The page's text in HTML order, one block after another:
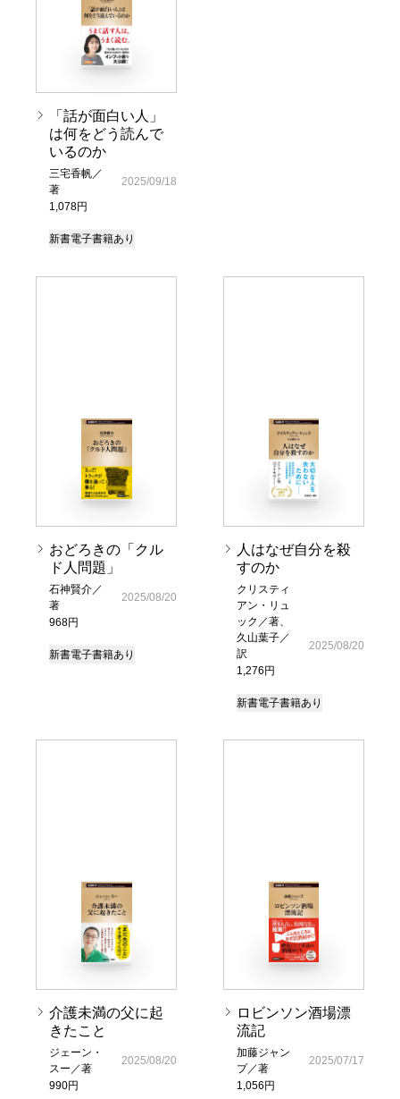
「話が面白い人」
は何をどう読んで
いるのか
三宅香帆／
著
1,078円
2025/09/18
新書電子書籍あり
おどろきの「クル
ド人問題」
石神賢介／
著
968円
2025/08/20
新書電子書籍あり
人はなぜ自分を殺
すのか
クリスティ
アン・リュ
ック／著、
久山葉子／
訳
1,276円
2025/08/20
新書電子書籍あり
介護未満の父に起
きたこと
ジェーン・
スー／著
990円
2025/08/20
ロビンソン酒場漂
流記
加藤ジャン
プ／著
1,056円
2025/07/17